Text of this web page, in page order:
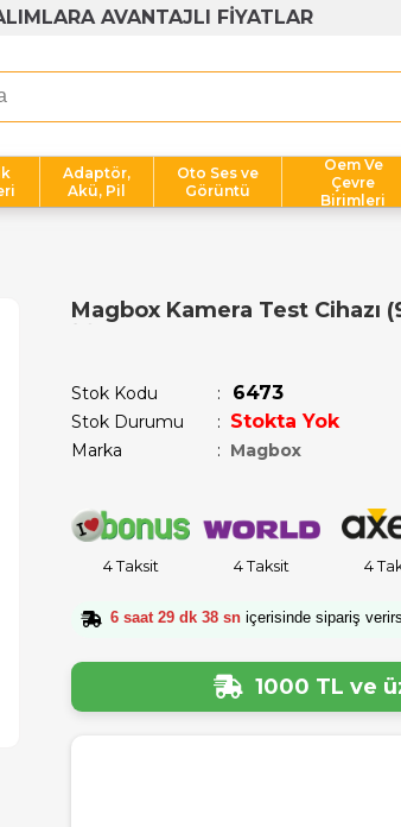
TL ÜZERİ ÜCRETSİZ KARGO
Adaptör,
Akü, Pil
Oto Ses ve
Görüntü
Oem Ve
Çevre
Birimleri
Magbox Kamera Test Cihazı
Stok Kodu 6473
Stok Durumu : Stokta Yok
Marka : Magbox
4 Taksit 4 Taksit 4
6 saat 29 dk 37 sn içerisinde sipariş
1000 TL ve